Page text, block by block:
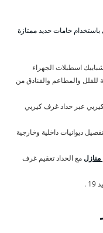
خامات حديد ممتازة
اسطبلات الجهراء
للفلل والمطاعم والفنادق من
عبر حداد غرف كيربي
ديوانيات داخلية وخارجية
منازلمع الحداد تعقيم غرف
.